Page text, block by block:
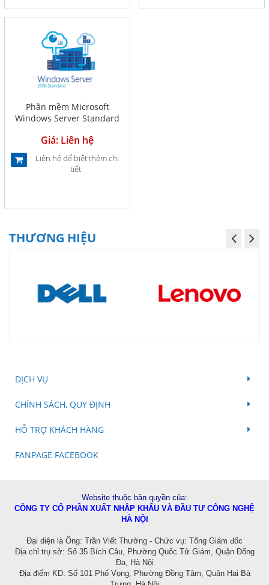
Phần mềm Microsoft
Windows Server Standard
OEI DVD 16 Core (P73-
07113)
Giá: Liên hệ
Liên hệ để biết thêm chi
tiết
THƯƠNG HIỆU
DỊCH VỤ
CHÍNH SÁCH, QUY ĐỊNH
HỖ TRỢ KHÁCH HÀNG
FANPAGE FACEBOOK
Website thuộc bản quyền của:
CÔNG TY CỔ PHẦN XUẤT NHẬP KHẨU VÀ ĐẦU TƯ CÔNG NGHỆ
HÀ NỘI
Đại diện là Ông: Trần Viết Thường - Chức vụ: Tổng Giám đốc
Địa chỉ trụ sở: Số 35 Bích Câu, Phường Quốc Tử Giám, Quận Đống
Đa, Hà Nội
Địa điểm KD: Số 101 Phố Vọng, Phường Đồng Tâm, Quận Hai Bà